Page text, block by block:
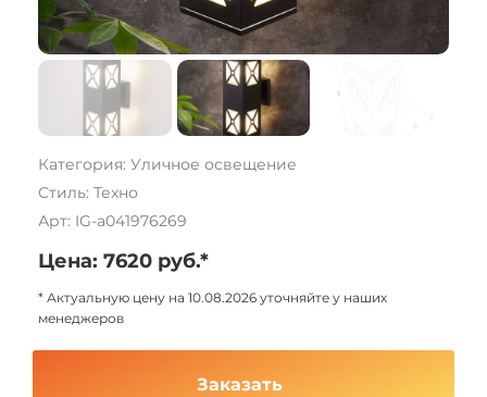
Категория: Уличное освещение
Стиль: Техно
Арт: IG-a041976269
Цена: 7620 руб.*
* Актуальную цену на 10.08.2026 уточняйте у наших
менеджеров
Заказать